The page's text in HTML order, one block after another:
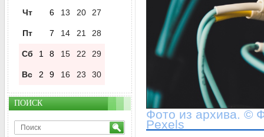
Фото из архива. ©
Pexels
Чт 6 13 20 27
Пт 7 14 21 28
Сб 1 8 15 22 29
Вс 2 9 16 23 30
ПОИСК